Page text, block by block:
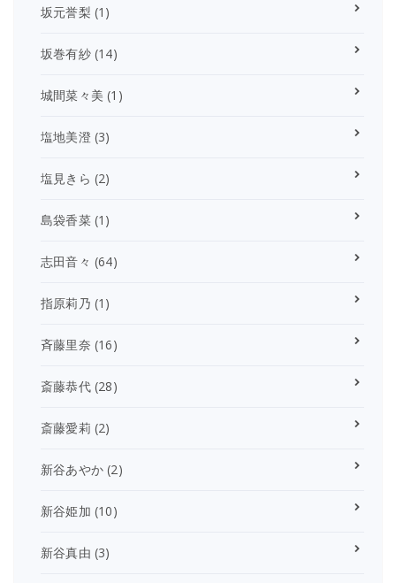
坂元誉梨 (1)
坂巻有紗(14)
城間菜々美 (1)
塩地美澄(3)
塩見きら (2)
島袋香菜(1)
志田音々 (64)
指原莉乃 (1)
斉藤里奈 (16)
斎藤恭代(28)
斎藤愛莉 (2)
新谷あやか (2)
新谷姫加 (10)
新谷真由 (3)